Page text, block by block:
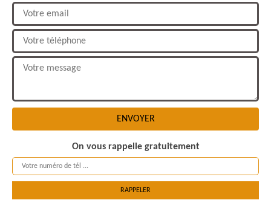
On vous rappelle gratuitement